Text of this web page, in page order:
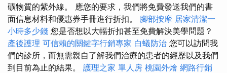
礦物質的紫外線。 應您的要求，我們將免費發送我們的書
面信息材料和優惠券手冊進行折扣。 腳部按摩 居家清潔一
小時多少錢 您是否想以大幅折扣甚至免費解決美學問題？
產後護理 可信賴的關鍵字行銷專家 白蟻防治 您可以訪問我
們的診所，而無需親自了解我們治療的患者的經歷以及我們
到目前為止的結果。 護理之家 單人房 桃園外燴 網路行銷